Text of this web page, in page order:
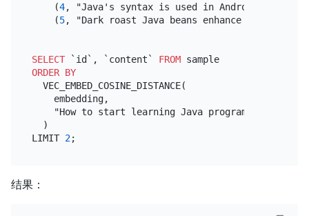
    (
4, "Java's syntax is used in Android apps."),
    (
5, "Dark roast Java beans enhance espresso
SELECT `id`, `content` FROM
sample
ORDER BY
  VEC_EMBED_COSINE_DISTANCE(
    embedding,
    "How to start learning Java programming?"
  )
LIMIT 2
结果：